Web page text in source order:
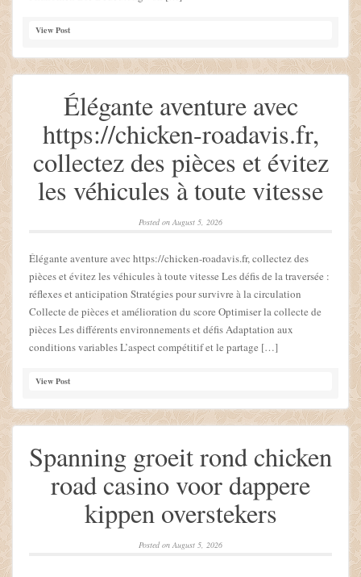
View Post
Élégante aventure avec
https://chicken-roadavis.fr,
collectez des pièces et évitez
les véhicules à toute vitesse
Posted on August 5, 2026
Élégante aventure avec https://chicken-roadavis.fr, collectez des
pièces et évitez les véhicules à toute vitesse Les défis de la traversée :
réflexes et anticipation Stratégies pour survivre à la circulation
Collecte de pièces et amélioration du score Optimiser la collecte de
pièces Les différents environnements et défis Adaptation aux
conditions variables L’aspect compétitif et le partage […]
View Post
Spanning groeit rond chicken
road casino voor dappere
kippen overstekers
Posted on August 5, 2026